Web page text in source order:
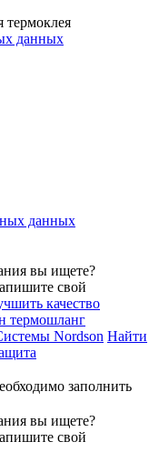
данных
данных
вы ищете?
свой
качество
термошланг
Nordson Найти
заполнить
вы ищете?
свой